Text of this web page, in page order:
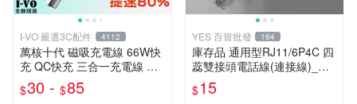
I-VO 嚴選3C配件 4112
萬核十代 磁吸充電線 66W快
充 QC快充 三合一充電線 彎
頭充電線 Type-C充電線 充電
線 傳輸線 快充線
$30 - $85
YES 百貨批發 164
庫存品 通用型RJ11/6P4C 四
蕊雙接頭電話線(連接線)_白
色_全銅_ 2米_直線[YES 百
貨批發]
$15